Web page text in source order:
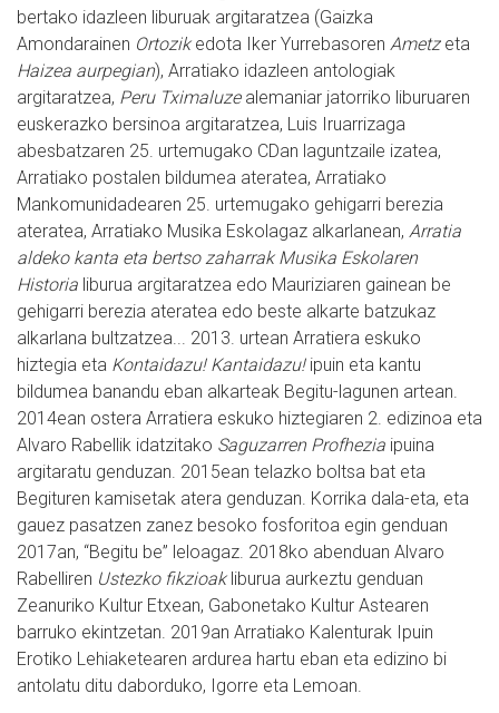
bertako idazleen liburuak argitaratzea (Gaizka
Amondarainen Ortozikedota Iker Yurrebasoren Ametzeta
Haizea aurpegian), Arratiako idazleen antologiak
argitaratzea, Peru Tximaluzealemaniar jatorriko liburuaren
euskerazko bersinoa argitaratzea, Luis Iruarrizaga
abesbatzaren 25. urtemugako CDan laguntzaile izatea,
Arratiako postalen bildumea ateratea, Arratiako
Mankomunidadearen 25. urtemugako gehigarri berezia
ateratea, Arratiako Musika Eskolagaz alkarlanean, Arratia
aldeko kanta eta bertso zaharrak Musika Eskolaren
Historia liburua argitaratzea edo Mauriziaren gainean be
gehigarri berezia ateratea edo beste alkarte batzukaz
alkarlana bultzatzea... 2013. urtean Arratiera eskuko
hiztegia eta Kontaidazu! Kantaidazu!ipuin eta kantu
bildumea banandu eban alkarteak Begitu-lagunen artean.
2014ean ostera Arratiera eskuko hiztegiaren 2. edizinoa eta
Alvaro Rabellik idatzitako Saguzarren Profhezia ipuina
argitaratu genduzan. 2015ean telazko boltsa bat eta
Begituren kamisetak atera genduzan. Korrika dala-eta, eta
gauez pasatzen zanez besoko fosforitoa egin genduan
2017an, “Begitu be” leloagaz. 2018ko abenduan Alvaro
Rabelliren Ustezko fikzioakliburua aurkeztu genduan
Zeanuriko Kultur Etxean, Gabonetako Kultur Astearen
barruko ekintzetan. 2019an Arratiako Kalenturak Ipuin
Erotiko Lehiaketearen ardurea hartu eban eta edizino bi
antolatu ditu daborduko, Igorre eta Lemoan.